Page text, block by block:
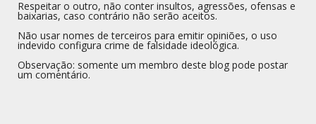
Respeitar o outro, não conter insultos, agressões, ofensas e
baixarias, caso contrário não serão aceitos.
Não usar nomes de terceiros para emitir opiniões, o uso
indevido configura crime de falsidade ideológica.
Observação: somente um membro deste blog pode postar
um comentário.